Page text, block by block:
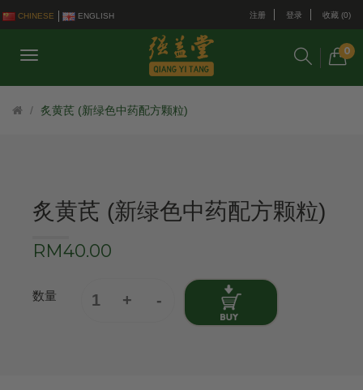
CHINESE ENGLISH 注册 登录 收藏 (0)
0
炙黄芪 (新绿色中药配方颗粒)
炙黄芪 (新绿色中药配方颗粒)
RM40.00
数量